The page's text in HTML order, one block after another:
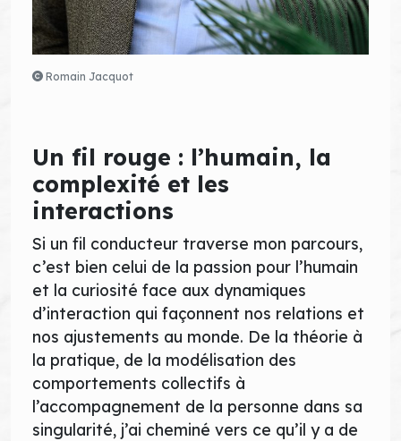
Romain Jacquot
Un fil rouge : l’humain, la
complexité et les
interactions
Si un fil conducteur traverse mon parcours,
c’est bien celui de la passion pour l’humain
et la curiosité face aux dynamiques
d’interaction qui façonnent nos relations et
nos ajustements au monde. De la théorie à
la pratique, de la modélisation des
comportements collectifs à
l’accompagnement de la personne dans sa
singularité, j’ai cheminé vers ce qu’il y a de